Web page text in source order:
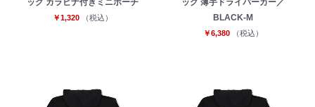
ッグ カラビナ付きミニポーチ
￥1,320 （税込）
ッグ 薄手ドライパーカー／
BLACK-M
￥6,380 （税込）